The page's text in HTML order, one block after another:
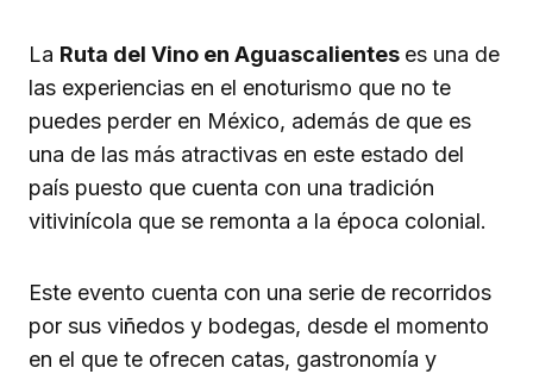
La Ruta del Vino en Aguascalientes es una de
las experiencias en el enoturismo que no te
puedes perder en México, además de que es
una de las más atractivas en este estado del
país puesto que cuenta con una tradición
vitivinícola que se remonta a la época colonial.
Este evento cuenta con una serie de recorridos
por sus viñedos y bodegas, desde el momento
en el que te ofrecen catas, gastronomía y